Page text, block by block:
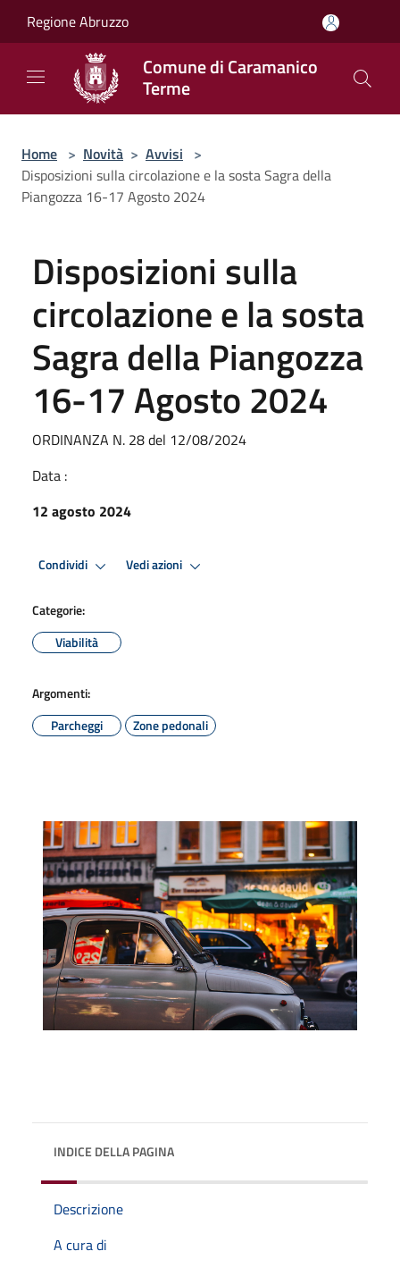
Regione Abruzzo
Comune di Caramanico
Terme
Home > Novità > Avvisi >
Disposizioni sulla circolazione e la sosta Sagra della
Piangozza 16-17 Agosto 2024
Disposizioni sulla
circolazione e la sosta
Sagra della Piangozza
16-17 Agosto 2024
ORDINANZA N. 28 del 12/08/2024
Data :
12 agosto 2024
Condividi Vedi azioni
Categorie:
Viabilità
Argomenti:
Parcheggi
Zone pedonali
INDICE DELLA PAGINA
Descrizione
A cura di